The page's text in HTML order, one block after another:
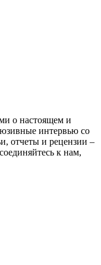
о настоящем и
интервью со
отчеты и рецензии –
к нам,